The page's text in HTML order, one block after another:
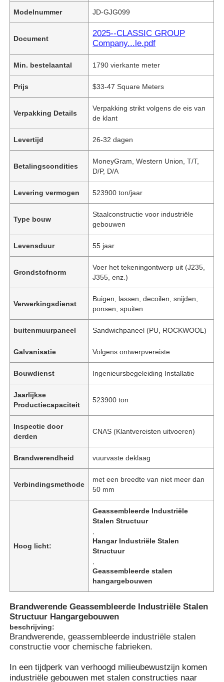
Thuis
Producten
Videos
Modelnummer JD-GJG099
Document
2025--CLASSIC GROUP
Company...le.pdf
Min. bestelaantal 1790 vierkante meter
Prijs $33-47 Square Meters
Verpakking Details
Verpakking strikt volgens de eis van
de klant
Levertijd 26-32 dagen
Betalingscondities
MoneyGram, Western Union, T/T,
D/P, D/A
Levering vermogen 523900 ton/jaar
Type bouw
Staalconstructie voor industriële
gebouwen
Levensduur 55 jaar
Grondstofnorm
Voer het tekeningontwerp uit (J235,
J355, enz.)
Verwerkingsdienst
Buigen, lassen, decoilen, snijden,
ponsen, spuiten
buitenmuurpaneel Sandwichpaneel (PU, ROCKWOOL)
Galvanisatie Volgens ontwerpvereiste
Bouwdienst Ingenieursbegeleiding Installatie
Jaarlijkse
Productiecapaciteit
523900 ton
Inspectie door
derden
CNAS (Klantvereisten uitvoeren)
Brandwerendheid vuurvaste deklaag
Verbindingsmethode
met een breedte van niet meer dan
50 mm
Hoog licht:
Geassembleerde Industriële
Stalen Structuur
Hangar Industriële Stalen
Structuur
Geassembleerde stalen
hangargebouwen
Brandwerende Geassembleerde Industriële Stalen
Structuur Hangargebouwen
beschrijving:
Brandwerende, geassembleerde industriële stalen
constructie voor chemische fabrieken.
In een tijdperk van verhoogd milieubewustzijn komen
industriële gebouwen met stalen constructies naar